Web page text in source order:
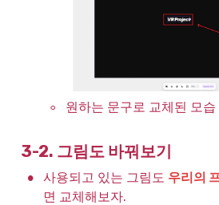
◦ 원하는 문구로 교체된 모습
3-2. 그림도 바꿔보기
• 사용되고 있는 그림도 우리의
면 교체해보자.